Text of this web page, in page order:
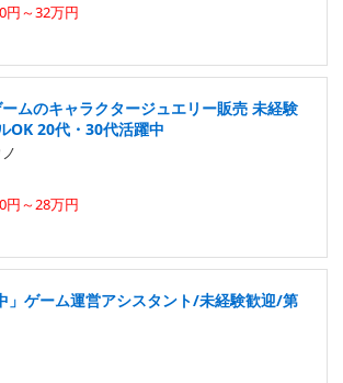
円～32万円
ムのキャラクタージュエリー販売 未経験
OK 20代・30代活躍中
円～28万円
」ゲーム運営アシスタント/未経験歓迎/第